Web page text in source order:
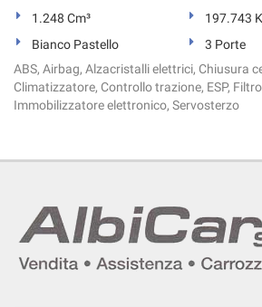
1.248 Cm³
197.743
Bianco Pastello
3 Porte
ABS, Airbag, Alzacristalli elettrici, Chiusura
Climatizzatore, Controllo trazione, ESP,
Immobilizzatore elettronico, Servosterzo